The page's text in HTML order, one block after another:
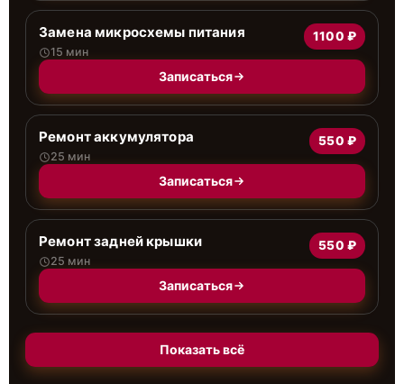
Замена микросхемы питания
15 мин
1100 ₽
Записаться
Ремонт аккумулятора
25 мин
550 ₽
Записаться
Ремонт задней крышки
25 мин
550 ₽
Записаться
Показать всё